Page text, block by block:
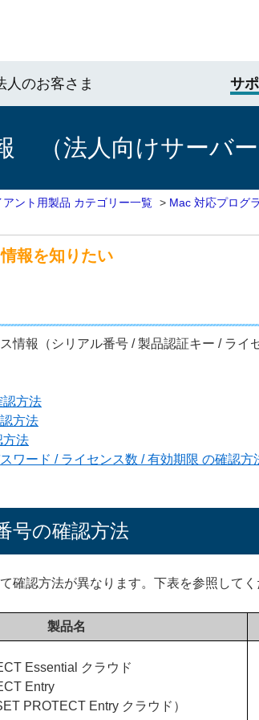
人のお客さま サ
（法人向けサーバ
ント用製品 カテゴリー一覧 > Mac 対応プログ
報を知りたい
情報（シリアル番号 / 製品認証キー / ラ
認方法
方法
方法
ワード / ライセンス数 / 有効期限 の確認方
号の確認方法
確認方法が異なります。下表を参照してく
製品名
Essential クラウド
Entry
PROTECT Entry クラウド）